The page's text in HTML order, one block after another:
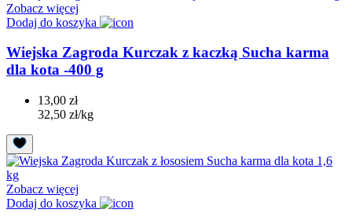
Zobacz więcej
Dodaj do koszyka
Wiejska Zagroda Kurczak z kaczką Sucha karma
dla kota -400 g
13,00 zł
32,50 zł/kg
Zobacz więcej
Dodaj do koszyka